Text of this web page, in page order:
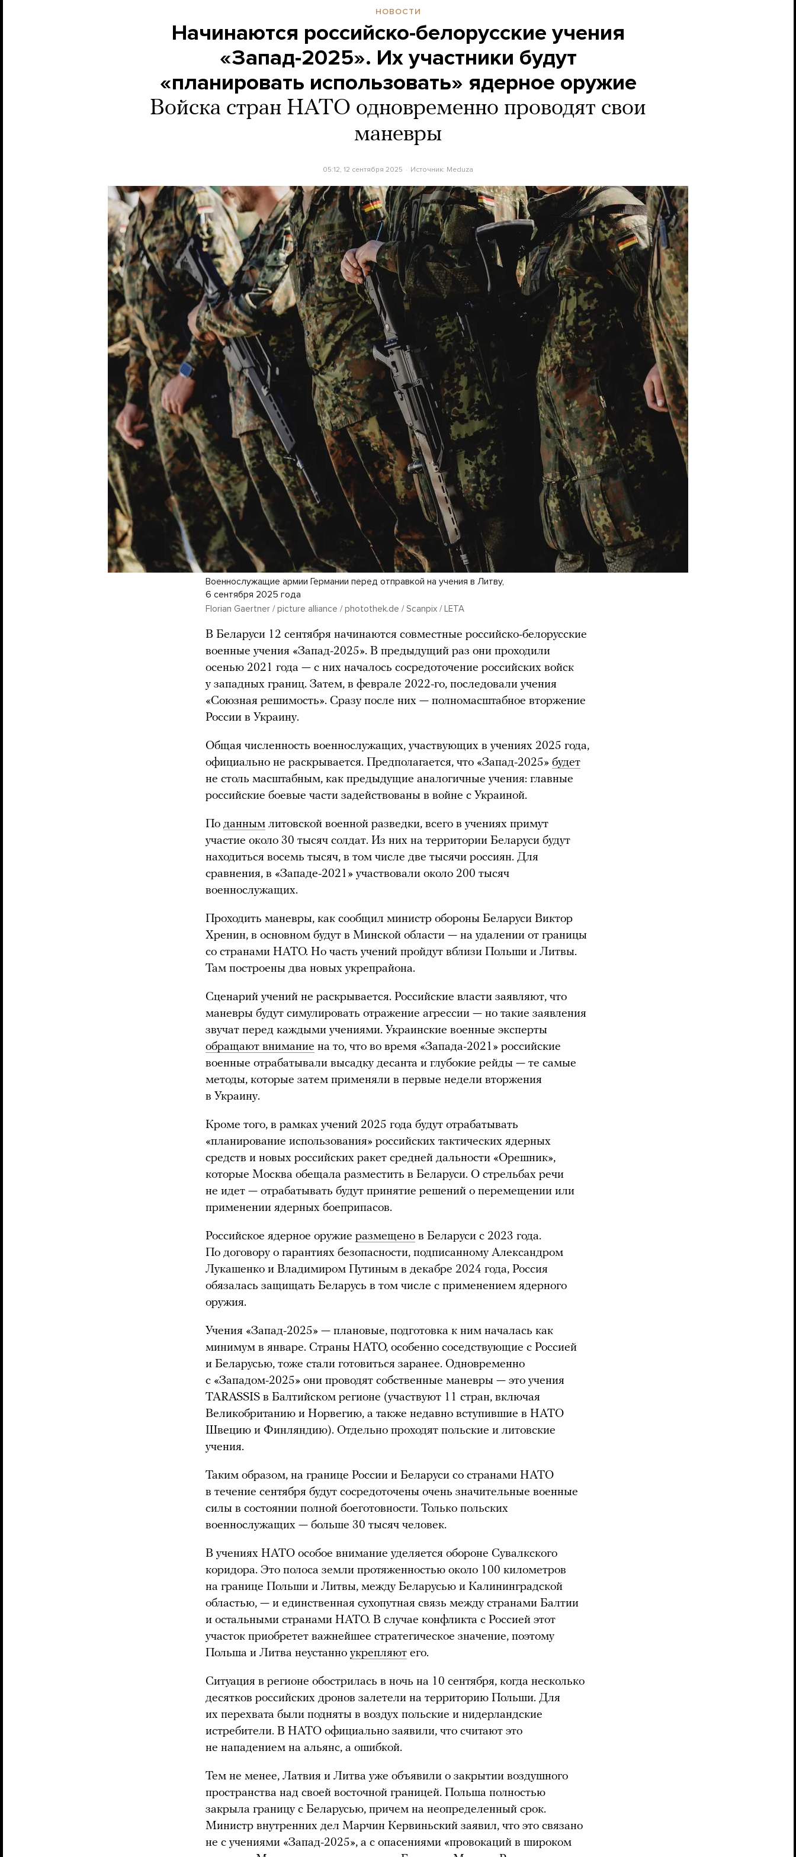
НОВОСТИ
Начинаются российско-белорусские учения
«Запад-2025». Их участники будут
«планировать использовать» ядерное оружие
Войска стран НАТО одновременно проводят свои
маневры
05:12, 12 сентября 2025 Источник: Meduza
Военнослужащие армии Германии перед отправкой на учения в Литву,
6 сентября 2025 года
Florian Gaertner / picture alliance / photothek.de / Scanpix / LETA
В Беларуси 12 сентября начинаются совместные российско-белорусские
военные учения «Запад-2025». В предыдущий раз они проходили
осенью 2021 года — с них началось сосредоточение российских войск
у западных границ. Затем, в феврале 2022-го, последовали учения
«Союзная решимость». Сразу после них — полномасштабное вторжение
России в Украину.
Общая численность военнослужащих, участвующих в учениях 2025 года,
официально не раскрывается. Предполагается, что «Запад-2025» будет
не столь масштабным, как предыдущие аналогичные учения: главные
российские боевые части задействованы в войне с Украиной.
По данным литовской военной разведки, всего в учениях примут
участие около 30 тысяч солдат. Из них на территории Беларуси будут
находиться восемь тысяч, в том числе две тысячи россиян. Для
сравнения, в «Западе-2021» участвовали около 200 тысяч
военнослужащих.
Проходить маневры, как сообщил министр обороны Беларуси Виктор
Хренин, в основном будут в Минской области — на удалении от границы
со странами НАТО. Но часть учений пройдут вблизи Польши и Литвы.
Там построены два новых укрепрайона.
Сценарий учений не раскрывается. Российские власти заявляют, что
маневры будут симулировать отражение агрессии — но такие заявления
звучат перед каждыми учениями. Украинские военные эксперты
обращают внимание на то, что во время «Запада-2021» российские
военные отрабатывали высадку десанта и глубокие рейды — те самые
методы, которые затем применяли в первые недели вторжения
в Украину.
Кроме того, в рамках учений 2025 года будут отрабатывать
«планирование использования» российских тактических ядерных
средств и новых российских ракет средней дальности «Орешник»,
которые Москва обещала разместить в Беларуси. О стрельбах речи
не идет — отрабатывать будут принятие решений о перемещении или
применении ядерных боеприпасов.
Российское ядерное оружие размещено в Беларуси с 2023 года.
По договору о гарантиях безопасности, подписанному Александром
Лукашенко и Владимиром Путиным в декабре 2024 года, Россия
обязалась защищать Беларусь в том числе с применением ядерного
оружия.
Учения «Запад-2025» — плановые, подготовка к ним началась как
минимум в январе. Страны НАТО, особенно соседствующие с Россией
и Беларусью, тоже стали готовиться заранее. Одновременно
с «Западом-2025» они проводят собственные маневры — это учения
TARASSIS в Балтийском регионе (участвуют 11 стран, включая
Великобританию и Норвегию, а также недавно вступившие в НАТО
Швецию и Финляндию). Отдельно проходят польские и литовские
учения.
Таким образом, на границе России и Беларуси со странами НАТО
в течение сентября будут сосредоточены очень значительные военные
силы в состоянии полной боеготовности. Только польских
военнослужащих — больше 30 тысяч человек.
В учениях НАТО особое внимание уделяется обороне Сувалкского
коридора. Это полоса земли протяженностью около 100 километров
на границе Польши и Литвы, между Беларусью и Калининградской
областью, — и единственная сухопутная связь между странами Балтии
и остальными странами НАТО. В случае конфликта с Россией этот
участок приобретет важнейшее стратегическое значение, поэтому
Польша и Литва неустанно укрепляют его.
Ситуация в регионе обострилась в ночь на 10 сентября, когда несколько
десятков российских дронов залетели на территорию Польши. Для
их перехвата были подняты в воздух польские и нидерландские
истребители. В НАТО официально заявили, что считают это
не нападением на альянс, а ошибкой.
Тем не менее, Латвия и Литва уже объявили о закрытии воздушного
пространства над своей восточной границей. Польша полностью
закрыла границу с Беларусью, причем на неопределенный срок.
Министр внутренних дел Марчин Кервиньский заявил, что это связано
не с учениями «Запад-2025», а с опасениями «провокаций в широком